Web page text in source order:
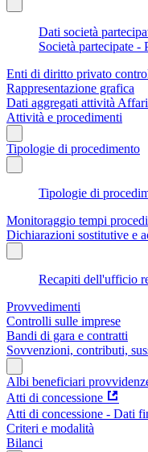
Dati società
Società partecipate -
Enti di diritto privato
Rappresentazione grafica
Dati aggregati attività
Attività e procedimenti
Tipologie di procedimento
Tipologie di
Monitoraggio tempi
Dichiarazioni sostitutive e
Recapiti dell'ufficio
Provvedimenti
Controlli sulle imprese
Bandi di gara e contratti
Sovvenzioni, contributi,
Albi beneficiari
Atti di concessione
Atti di concessione - Dati
Criteri e modalità
Bilanci